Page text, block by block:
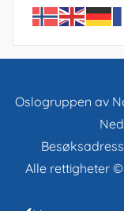
Oslogruppen av
Alle rettigheter